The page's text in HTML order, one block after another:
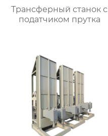
Трансферный станок с
податчиком прутка